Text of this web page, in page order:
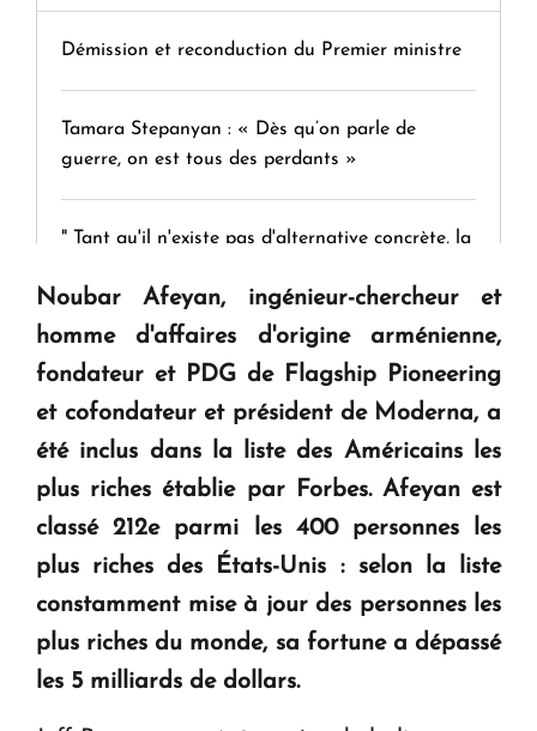
Démission et reconduction du Premier ministre
Tamara Stepanyan : « Dès qu’on parle de
guerre, on est tous des perdants »
" Tant qu'il n'existe pas d'alternative concrète, la
KASA : 30 ans d'audace, de résilience et d'avenir
en Arménie
Le premier hôtel Hyatt Regency d'Arménie
ouvrira ses portes à Dilijan
Noubar Afeyan, ingénieur-chercheur et
homme d'affaires d'origine arménienne,
fondateur et PDG de Flagship Pioneering
et cofondateur et président de Moderna, a
été inclus dans la liste des Américains les
plus riches établie par Forbes. Afeyan est
classé 212e parmi les 400 personnes les
plus riches des États-Unis : selon la liste
constamment mise à jour des personnes les
plus riches du monde, sa fortune a dépassé
les 5 milliards de dollars.